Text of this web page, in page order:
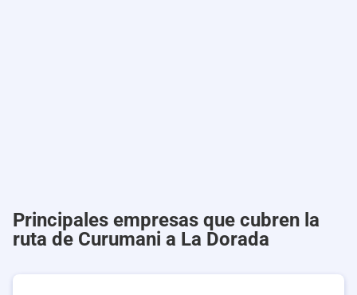
Principales empresas que cubren la
ruta de Curumani a La Dorada